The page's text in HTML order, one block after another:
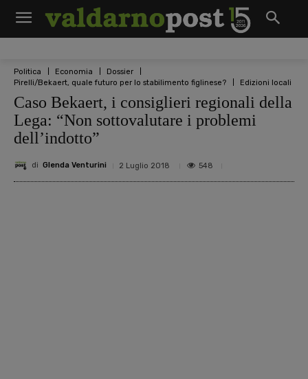
Politica Economia
Dossier
Pirelli/Bekaert, quale futuro per lo stabilimento figlinese?
Edizioni locali
Caso Bekaert, i consiglieri regionali della
Lega: “Non sottovalutare i problemi
dell’indotto”
di Glenda Venturini 2 Luglio 2018 548